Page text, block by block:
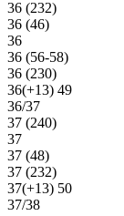
36 (232)
36 (46)
36
36 (56-58)
36 (230)
36(+13) 49
36/37
37 (240)
37
37 (48)
37 (232)
37(+13) 50
37/38